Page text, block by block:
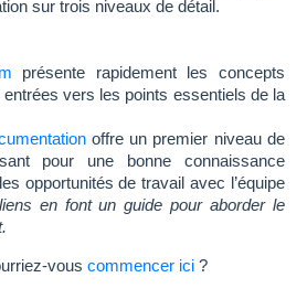
présente rapidement les concepts
vers les points essentiels de la
offre un premier niveau de
pour une bonne connaissance
opportunités de travail avec l’équipe
en font un guide pour aborder le
vous commencer ici?